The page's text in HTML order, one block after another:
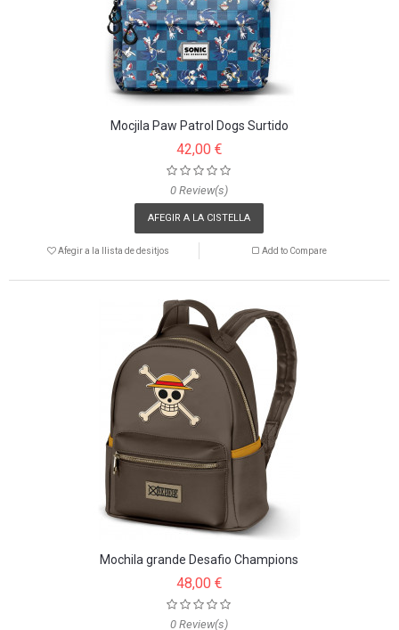
Mocjila Paw Patrol Dogs Surtido
42,00 €
0 Review(s)
AFEGIR A LA CISTELLA
Afegir a la llista de desitjos Add to Compare
Mochila grande Desafio Champions
48,00 €
0 Review(s)